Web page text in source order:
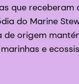
que
do Marine
de origem
e